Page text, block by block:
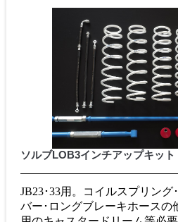
ソルブLOB3インチアップキッ
JB23･33用。コイルスプリン
バー･ロングブレーキホースの